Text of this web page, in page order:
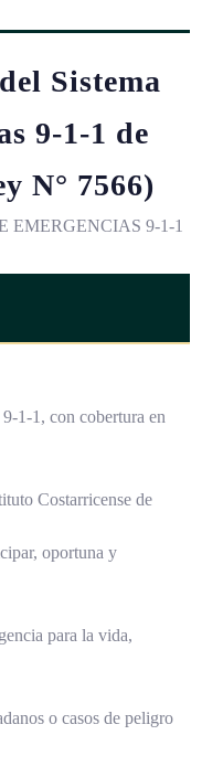
Sistema
9-1-1 de
N° 7566)
EMERGENCIAS 9-1-1
1-1, con cobertura en
Costarricense de
oportuna y
para la vida,
o casos de peligro